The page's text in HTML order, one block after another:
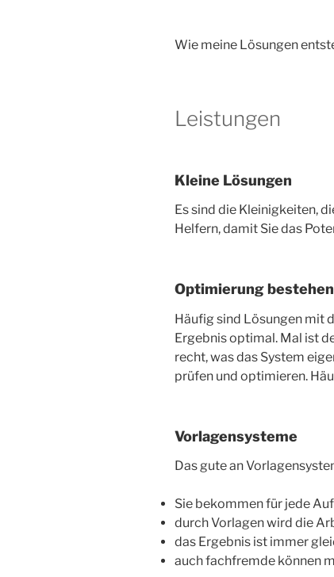
Wie meine Lösungen
Leistungen
Kleine Lösungen
Es sind die Kleinigkeiten,
Helfern, damit Sie das
Optimierung
Häufig sind Lösungen mit
Ergebnis optimal. Mal ist
recht, was das System
prüfen und optimieren.
Vorlagensysteme
Das gute an
Sie bekommen für jede
durch Vorlagen wird die
das Ergebnis ist immer
auch fachfremde können